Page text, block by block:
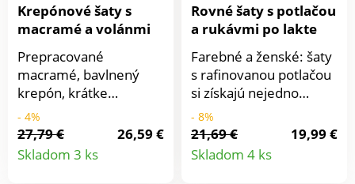
Krepónové šaty s
macramé a volánmi
Prepracované
macramé, bavlnený
krepón, krátke
volánové rukávy a
lichotivá dĺžka, to sú
hlavné prednosti
módnych šiat v boho
- 4%
27,79 €
26,59 €
Skladom 3 ks
Detail
Rovné šaty s potlačou
a rukávmi po lakte
Farebné a ženské: šaty
s rafinovanou potlačou
si získajú nejedno
módne srdce! Skvelé s
topánkami na podpätku
a džínsovou bundou.
Rozšírený strih pristane
- 8%
21,69 €
19,99 €
Skladom 4 ks
Detail